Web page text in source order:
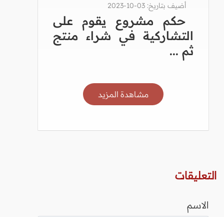
أضيف بتاريخ: 03-10-2023
حكم مشروع يقوم على
التشاركية في شراء منتج
ثم ...
مشاهدة المزيد
التعليقات
الاسم